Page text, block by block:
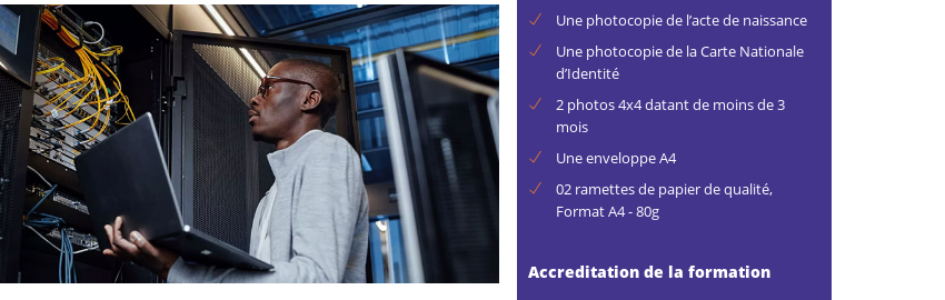
Une photocopie de l’acte de naissance
Une photocopie de la Carte Nationale
d’Identité
2 photos 4x4 datant de moins de 3
mois
Une enveloppe A4
02 ramettes de papier de qualité,
Format A4 - 80g
Accreditation de la formation